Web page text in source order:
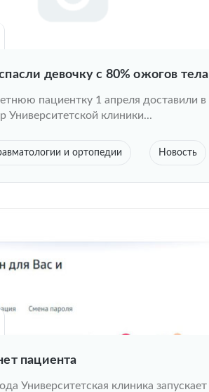
девочку с 80% ожогов тела
пациентку 1 апреля доставили в
клиники...
и ортопедии Новость
пациента
Университетская клиника запускает